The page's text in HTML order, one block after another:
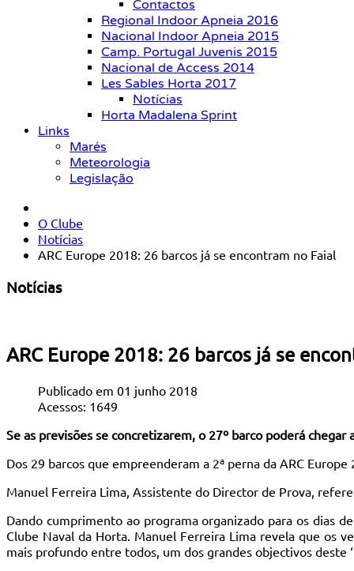
Contactos
Regional Indoor Apneia 2016
Nacional Indoor Apneia 2015
Camp. Portugal Juvenis 2015
Nacional de Access 2014
Les Sables Horta 2017
Notícias
Horta Madalena Sprint
Links
Marés
Meteorologia
Legislação
O Clube
Notícias
ARC Europe 2018: 26 barcos já se encontram no Faial
Notícias
ARC Europe 2018: 26 barcos já se
Publicado em 01 junho 2018
Acessos: 1649
Se as previsões se concretizarem, o 27º barco poderá chegar
Dos 29 barcos que empreenderam a 2ª perna da ARC
Manuel Ferreira Lima, Assistente do Director de Prova,
Dando cumprimento ao programa organizado para os dias
Clube Naval da Horta. Manuel Ferreira Lima revela que os
mais profundo entre todos, um dos grandes objectivos deste